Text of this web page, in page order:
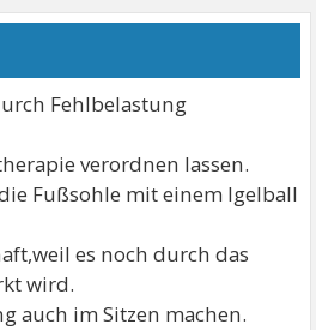
Fehlbelastung
verordnen lassen.
Fußsohle mit einem Igelball
es noch durch das
wird.
auch im Sitzen machen.